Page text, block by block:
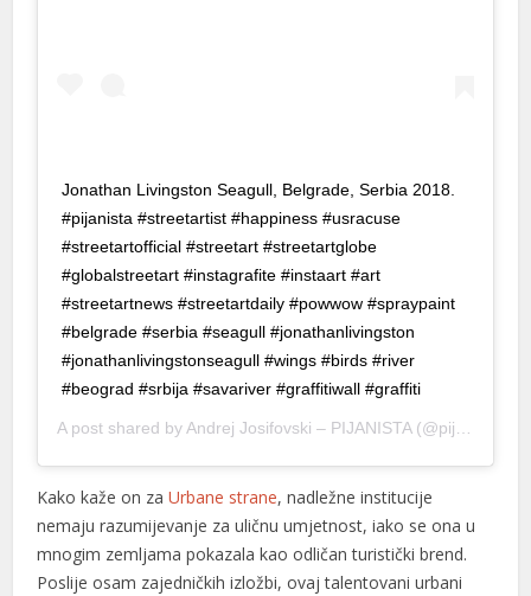
panel
panel
panel
panel
panel
panel
panel
panel
Jonathan Livingston Seagull, Belgrade, Serbia 2018.
#pijanista #streetartist #happiness #usracuse
#streetartofficial #streetart #streetartglobe
#globalstreetart #instagrafite #instaart #art
#streetartnews #streetartdaily #powwow #spraypaint
#belgrade #serbia #seagull #jonathanlivingston
#jonathanlivingstonseagull #wings #birds #river
#beograd #srbija #savariver #graffitiwall #graffiti
A post shared byAndrej Josifovski – PIJANISTA(@pijanistq) on
Kako kaže on zaUrbane strane, nadležne institucije
nemaju razumijevanje za uličnu umjetnost, iako se ona u
mnogim zemljama pokazala kao odličan turistički brend.
Poslije osam zajedničkih izložbi, ovaj talentovani urbani